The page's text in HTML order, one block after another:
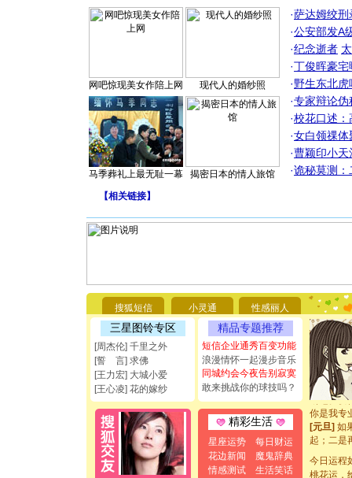
网吧惊现美女作陪上网 现代人的婚纱照
马季葬礼上最无耻一幕 揭密日本的情人旅馆
·萨达姆绞刑
·公安部发A
·纪念逝者
·丁俊晖豪
·野生东北
·专家辩论伪
·校花口述：
·女白领祼体
·曹颖印小天
·诡秘莫测：
【相关链接】
搜狐短信 小灵通 性感丽人
三星图铃专区
[周杰伦] 千里之外
[誓 言] 求佛
[王力宏] 大城小爱
[王心凌] 花的嫁纱
精品专题推荐
短信企业通秀百变功能
浪漫情怀一起漫步音乐
同城约会今夜告别寂寞
敢来挑战你的球技吗？
精彩生活
星座运势
每日财运
花边新闻
魔鬼辞典
情感测试
生活笑话
要平安！
[圣诞节]
能正大光
都要快乐
[圣诞节]
如意,快
[元旦]看
断电。爱
你是我专
[元旦] 如
起；二是
[元旦]当
今日运程
桃花运，